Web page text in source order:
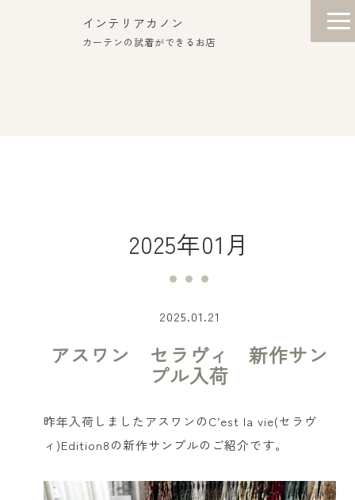
インテリアカノン
カーテンの試着ができるお店
2025年01月
2025.01.21
アスワン セラヴィ 新作サン
プル入荷
昨年入荷しましたアスワンのC’est la vie(セラヴ
ィ)Edition8の新作サンプルのご紹介です。